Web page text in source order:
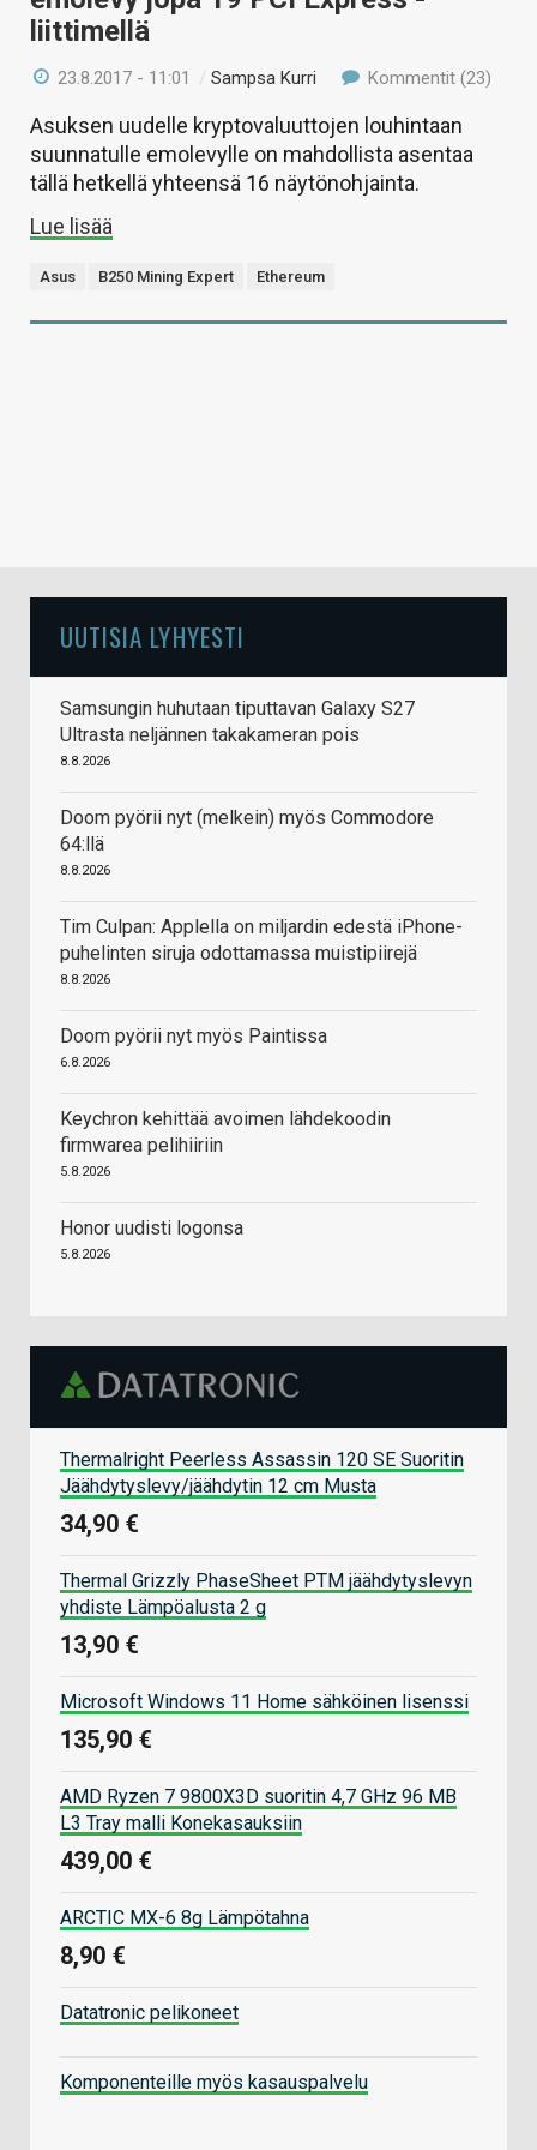
liittimellä
23.8.2017 - 11:01 /Sampsa Kurri Kommentit (23)
Asuksen uudelle kryptovaluuttojen louhintaan
suunnatulle emolevylle on mahdollista asentaa
tällä hetkellä yhteensä 16 näytönohjainta.
Lue lisää
Asus B250 Mining Expert Ethereum
UUTISIA LYHYESTI
Samsungin huhutaan tiputtavan Galaxy S27
Ultrasta neljännen takakameran pois
8.8.2026
Doom pyörii nyt (melkein) myös Commodore
64:llä
8.8.2026
Tim Culpan: Applella on miljardin edestä iPhone-
puhelinten siruja odottamassa muistipiirejä
8.8.2026
Doom pyörii nyt myös Paintissa
6.8.2026
Keychron kehittää avoimen lähdekoodin
firmwarea pelihiiriin
5.8.2026
Honor uudisti logonsa
5.8.2026
Thermalright Peerless Assassin 120 SE Suoritin
Jäähdytyslevy/jäähdytin 12 cm Musta
34,90 €
Thermal Grizzly PhaseSheet PTM jäähdytyslevyn
yhdiste Lämpöalusta 2 g
13,90 €
Microsoft Windows 11 Home sähköinen lisenssi
135,90 €
AMD Ryzen 7 9800X3D suoritin 4,7 GHz 96 MB
L3 Tray malli Konekasauksiin
439,00 €
ARCTIC MX-6 8g Lämpötahna
8,90 €
Datatronic pelikoneet
Komponenteille myös kasauspalvelu